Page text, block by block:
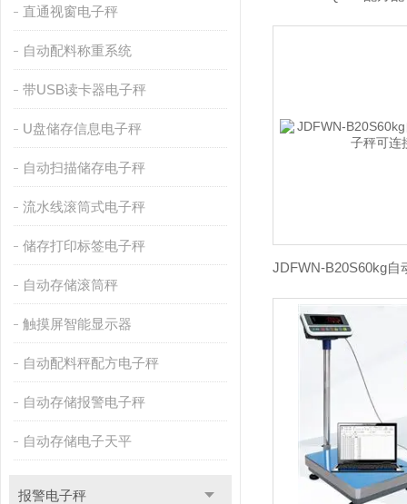
直通视窗电子秤
自动配料称重系统
带USB读卡器电子秤
U盘储存信息电子秤
自动扫描储存电子秤
流水线滚筒式电子秤
储存打印标签电子秤
自动存储滚筒秤
触摸屏智能显示器
自动配料秤配方电子秤
自动存储报警电子秤
自动存储电子天平
报警电子秤